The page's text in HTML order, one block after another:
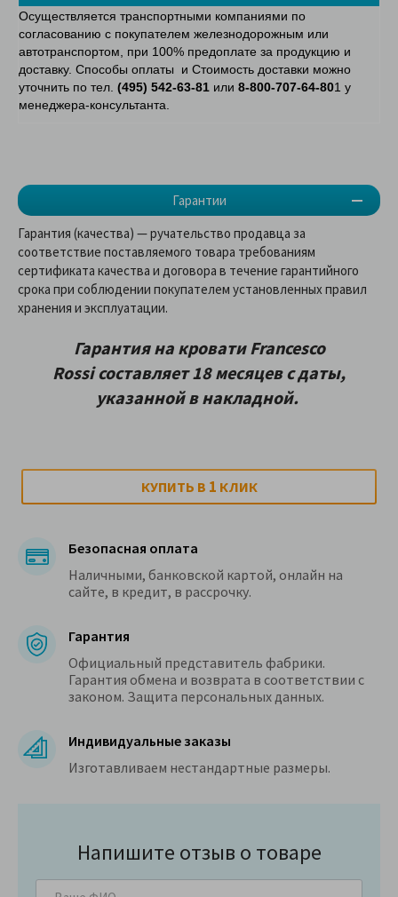
Гарантии
Осуществляется транспортными компаниями по
согласованию с покупателем железнодорожным или
автотранспортом, при 100% предоплате за продукцию и
доставку. Способы оплаты и Стоимость доставки можно
уточнить по тел. (495) 542-63-81 или 8-800-707-64-801 у
менеджера-консультанта.
Гарантия (качества) — ручательство продавца за
соответствие поставляемого товара требованиям
сертификата качества и договора в течение гарантийного
срока при соблюдении покупателем установленных правил
хранения и эксплуатации.
Гарантия на кровати Francesco
Rossiсоставляет 18 месяцев с даты,
указанной в накладной.
КУПИТЬ В 1 КЛИК
Безопасная оплата
Наличными, банковской картой, онлайн на
сайте, в кредит, в рассрочку.
Гарантия
Официальный представитель фабрики.
Гарантия обмена и возврата в соответствии с
законом. Защита персональных данных.
Индивидуальные заказы
Изготавливаем нестандартные размеры.
Напишите отзыв о товаре